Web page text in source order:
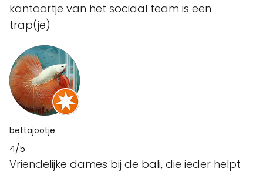
kantoortje van het sociaal team is een
trap(je)
bettajootje
4/5
Vriendelijke dames bij de bali, die ieder helpt